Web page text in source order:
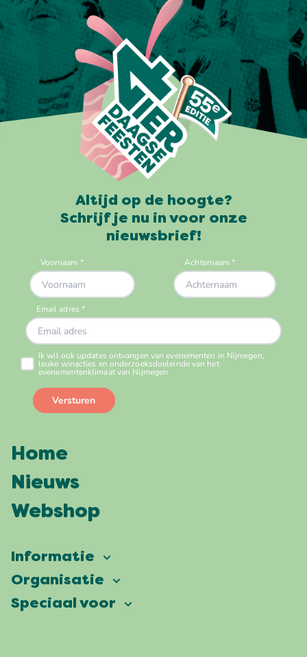
Altijd op de hoogte?
Schrijf je nu in voor onze
nieuwsbrief!
Home
Nieuws
Webshop
Informatie
Vierdaagsefeesten
Veelgestelde vragen
Organisatie
Onze ambitie
Speciaal voor